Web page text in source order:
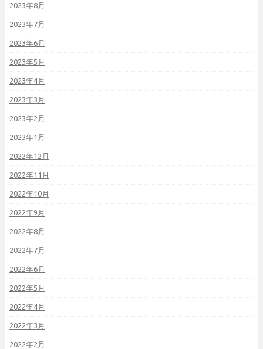
2023年8月
2023年7月
2023年6月
2023年5月
2023年4月
2023年3月
2023年2月
2023年1月
2022年12月
2022年11月
2022年10月
2022年9月
2022年8月
2022年7月
2022年6月
2022年5月
2022年4月
2022年3月
2022年2月